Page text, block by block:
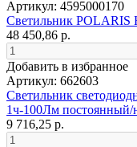
Артикул: 4595000170
Светильник POLARIS
48 450,86 р.
Добавить в избранное
Артикул: 662603
Светильник
1ч-100Лм постоянный/
9 716,25 р.